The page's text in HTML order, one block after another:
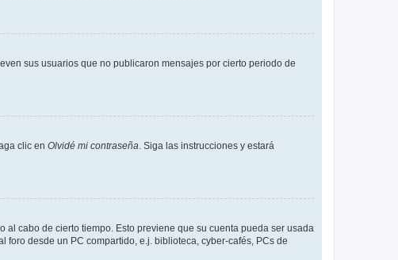
sus usuarios que no publicaron mensajes por cierto periodo de
clic en Olvidé mi contraseña . Siga las instrucciones y estará
cabo de cierto tiempo. Esto previene que su cuenta pueda ser usada
desde un PC compartido, e.j. biblioteca, cyber-cafés, PCs de